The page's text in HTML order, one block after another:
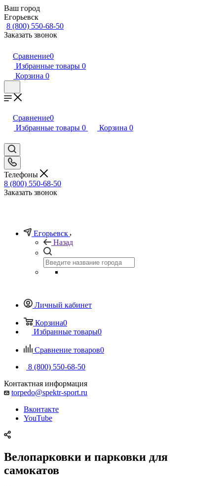
Ваш город
Егорьевск
8 (800) 550-68-50
Заказать звонок
Сравнение0
Избранные товары 0
Корзина 0
Сравнение0
Избранные товары 0 Корзина 0
Телефоны
8 (800) 550-68-50
Заказать звонок
Егорьевск
Назад
Личный кабинет
Корзина0
Избранные товары0
Сравнение товаров0
8 (800) 550-68-50
Контактная информация
torpedo@spektr-sport.ru
Вконтакте
YouTube
Велопарковки и парковки для
самокатов